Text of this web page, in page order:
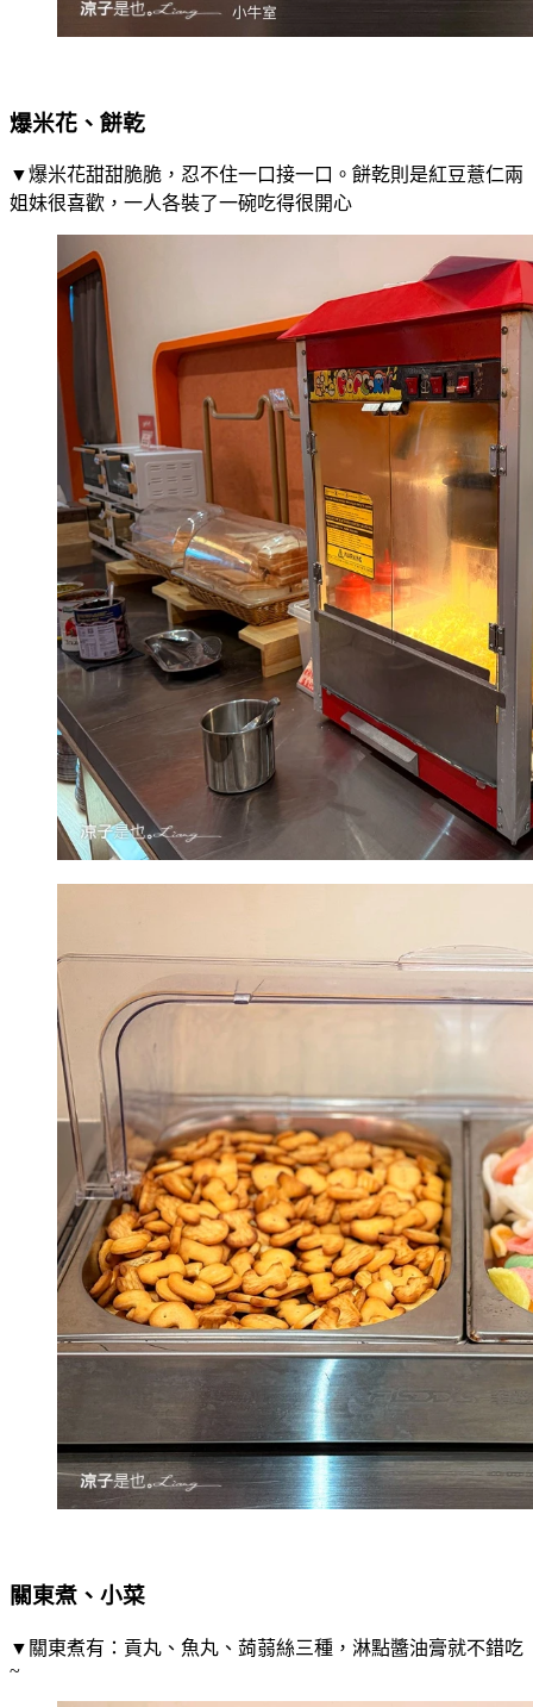
爆米花、餅乾
▼爆米花甜甜脆脆，忍不住一口接一口。餅乾則是紅豆薏仁兩
姐妹很喜歡，一人各裝了一碗吃得很開心
關東煮、小菜
▼關東煮有：貢丸、魚丸、蒟蒻絲三種，淋點醬油膏就不錯吃
~